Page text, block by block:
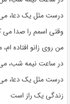
درست مثل یک دعا، می
وقتی اسمم را صدا
من روی زانو افتاده
در ساعت نیمه شب،
درست مثل یک دعا، می
زندگی یک راز است